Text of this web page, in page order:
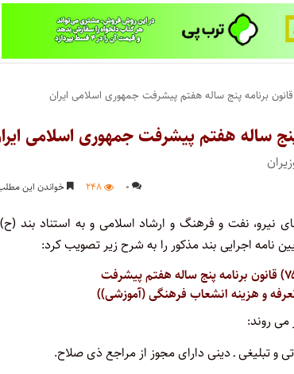
۰ ۲۴۸ خواندن این مطلب ۳ دقیقه زمان
و هزینه انشعاب فرهنگی (آموزشی))
می روند: